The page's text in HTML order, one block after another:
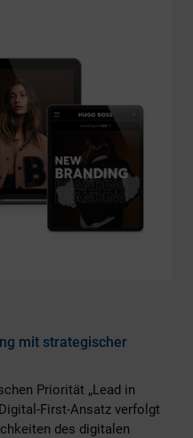
mit strategischer
Priorität „Lead in
First-Ansatz verfolgt
des digitalen